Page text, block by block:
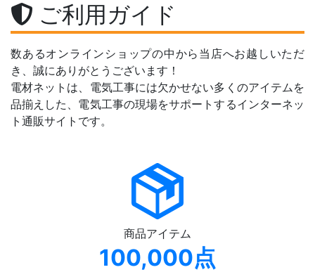
ご利用ガイド
数あるオンラインショップの中から当店へお越しいただ
き、誠にありがとうございます！
電材ネットは、電気工事には欠かせない多くのアイテムを
品揃えした、電気工事の現場をサポートするインターネッ
ト通販サイトです。
商品アイテム
100,000点